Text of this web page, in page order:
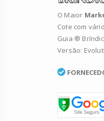
O Maior
Cote com
Guia ®
Versão: